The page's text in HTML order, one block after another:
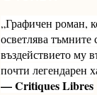
„Графичен роман,
осветлява тъмните
въздействието му
почти легендарен
— Critiques Libres